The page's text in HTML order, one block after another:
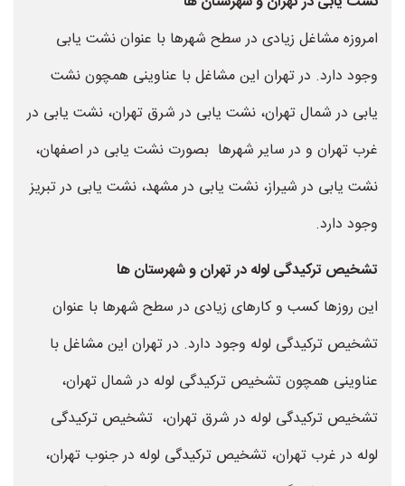
امروزه مشاغل زیادی در سطح شهرها با عنوان نشت یابی
وجود دارد. در تهران این مشاغل با عناوینی همچون نشت
یابی در شمال تهران، نشت یابی در شرق تهران، نشت یابی در
غرب تهران و در سایر شهرها بصورت نشت یابی در اصفهان،
نشت یابی در شیراز، نشت یابی در مشهد، نشت یابی در تبریز
وجود دارد.
تشخیص ترکیدگی لوله در تهران و شهرستان ها
این روزها کسب و کارهای زیادی در سطح شهرها با عنوان
تشخیص ترکیدگی لوله وجود دارد. در تهران این مشاغل با
عناوینی همچون تشخیص ترکیدگی لوله در شمال تهران،
تشخیص ترکیدگی لوله در شرق تهران، تشخیص ترکیدگی
لوله در غرب تهران، تشخیص ترکیدگی لوله در جنوب تهران،